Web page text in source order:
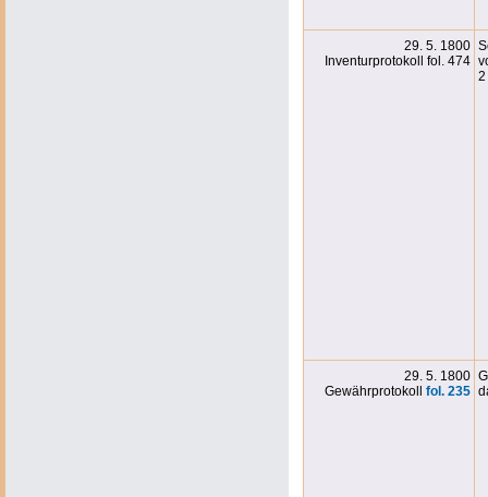
29. 5. 1800
Inventurprotokoll fol. 474
2
29. 5. 1800
Gewährprotokoll fol. 235